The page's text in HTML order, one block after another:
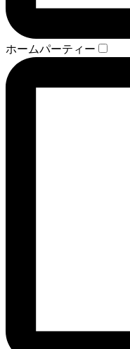
ホームパーティー